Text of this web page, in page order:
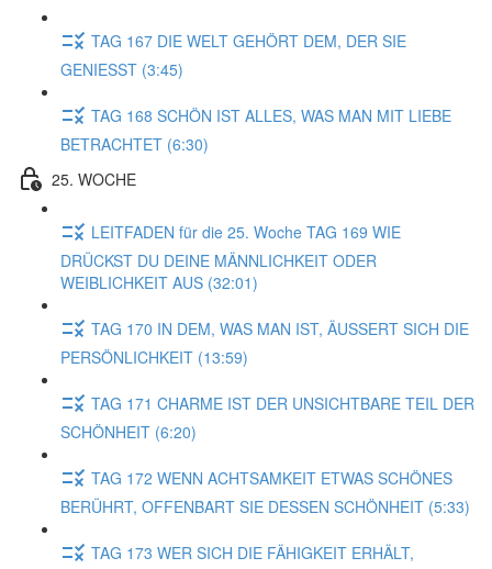
TAG 167 DIE WELT GEHÖRT DEM, DER SIE
GENIESST (3:45)
TAG 168 SCHÖN IST ALLES, WAS MAN MIT LIEBE
BETRACHTET (6:30)
25. WOCHE
LEITFADEN für die 25. Woche TAG 169 WIE
DRÜCKST DU DEINE MÄNNLICHKEIT ODER
WEIBLICHKEIT AUS (32:01)
TAG 170 IN DEM, WAS MAN IST, ÄUSSERT SICH DIE
PERSÖNLICHKEIT (13:59)
TAG 171 CHARME IST DER UNSICHTBARE TEIL DER
SCHÖNHEIT (6:20)
TAG 172 WENN ACHTSAMKEIT ETWAS SCHÖNES
BERÜHRT, OFFENBART SIE DESSEN SCHÖNHEIT (5:33)
TAG 173 WER SICH DIE FÄHIGKEIT ERHÄLT,